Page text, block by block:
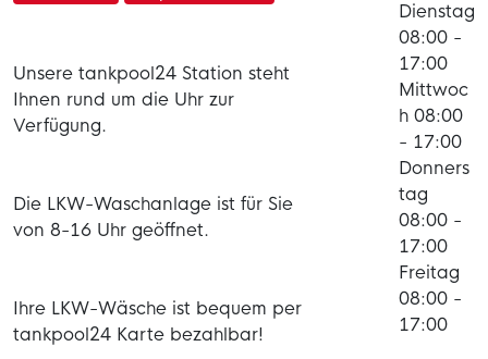
Unsere tankpool24 Station steht
Ihnen rund um die Uhr zur
Verfügung.
Die LKW-Waschanlage ist für Sie
von 8-16 Uhr geöffnet.
Ihre LKW-Wäsche ist bequem per
tankpool24 Karte bezahlbar!
Dienstag
08:00 -
17:00
Mittwoc
h 08:00
- 17:00
Donners
tag
08:00 -
17:00
Freitag
08:00 -
17:00